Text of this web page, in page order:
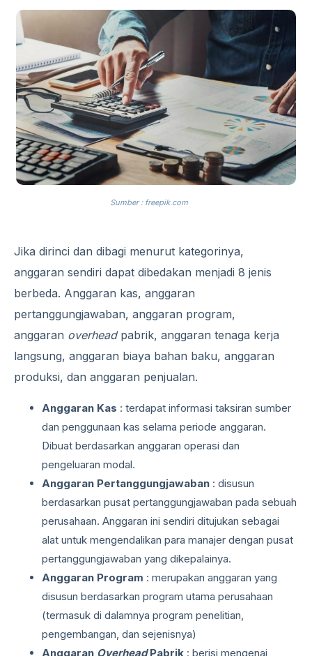
Sumber : freepik.com
Jika dirinci dan dibagi menurut kategorinya,
anggaran sendiri dapat dibedakan menjadi 8 jenis
berbeda. Anggaran kas, anggaran
pertanggungjawaban, anggaran program,
anggaran overhead pabrik, anggaran tenaga kerja
langsung, anggaran biaya bahan baku, anggaran
produksi, dan anggaran penjualan.
Anggaran Kas : terdapat informasi taksiran sumber
dan penggunaan kas selama periode anggaran.
Dibuat berdasarkan anggaran operasi dan
pengeluaran modal.
Anggaran Pertanggungjawaban : disusun
berdasarkan pusat pertanggungjawaban pada sebuah
perusahaan. Anggaran ini sendiri ditujukan sebagai
alat untuk mengendalikan para manajer dengan pusat
pertanggungjawaban yang dikepalainya.
Anggaran Program : merupakan anggaran yang
disusun berdasarkan program utama perusahaan
(termasuk di dalamnya program penelitian,
pengembangan, dan sejenisnya)
Anggaran OverheadPabrik : berisi mengenai